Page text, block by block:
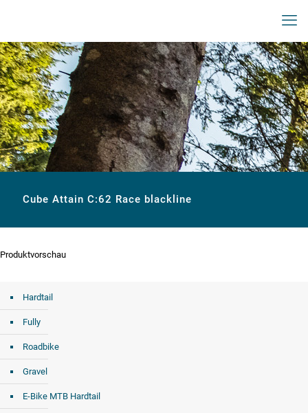
Cube Attain C:62 Race blackline
Produktvorschau
Hardtail
Fully
Roadbike
Gravel
E-Bike MTB Hardtail